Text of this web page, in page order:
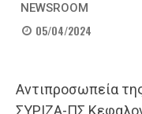
NEWSROOM
05/04/2024
Αντιπροσωπεία
ΣΥΡΙΖΑ-ΠΣ